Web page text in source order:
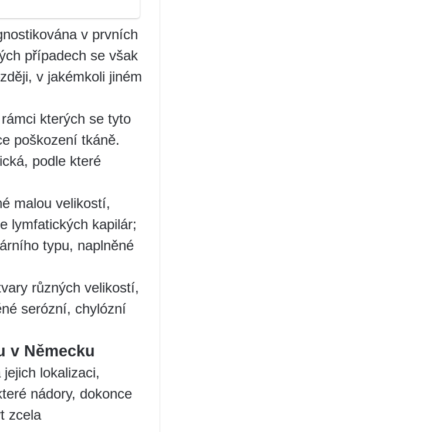
v prvních
případech se však
v jakémkoli jiném
kterých se tyto
poškození tkáně.
podle které
malou velikostí,
lymfatických kapilár;
typu, naplněné
různých velikostí,
serózní, chylózní
v Německu
lokalizaci,
nádory, dokonce
zcela